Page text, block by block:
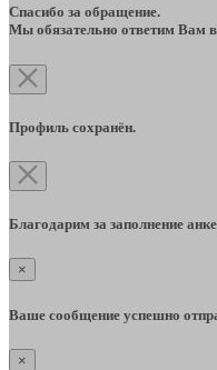
Спасибо за обращение.
Мы обязательно ответим Вам
Профиль сохранён.
Благодарим за заполнение
×
Ваше сообщение успешно
×